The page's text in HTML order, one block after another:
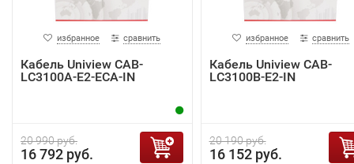
избранное сравнить
Кабель Uniview CAB-
LC3100A-E2-ECA-IN
20 990 руб.
16 792 руб.
избранное сравнить
Кабель Uniview CAB-
LC3100B-E2-IN
20 190 руб.
16 152 руб.